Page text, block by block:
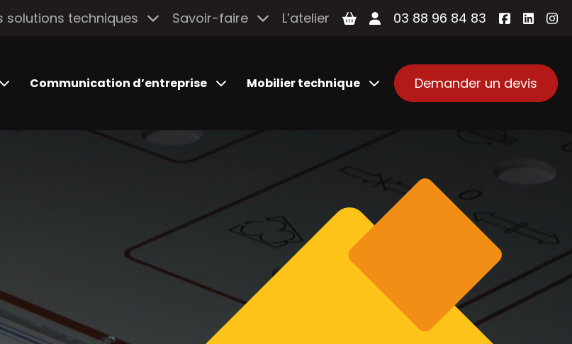
solutions techniques Savoir-faire L’atelier 03 88 96 84 83
Communication d’entreprise Mobilier technique Demander un devis